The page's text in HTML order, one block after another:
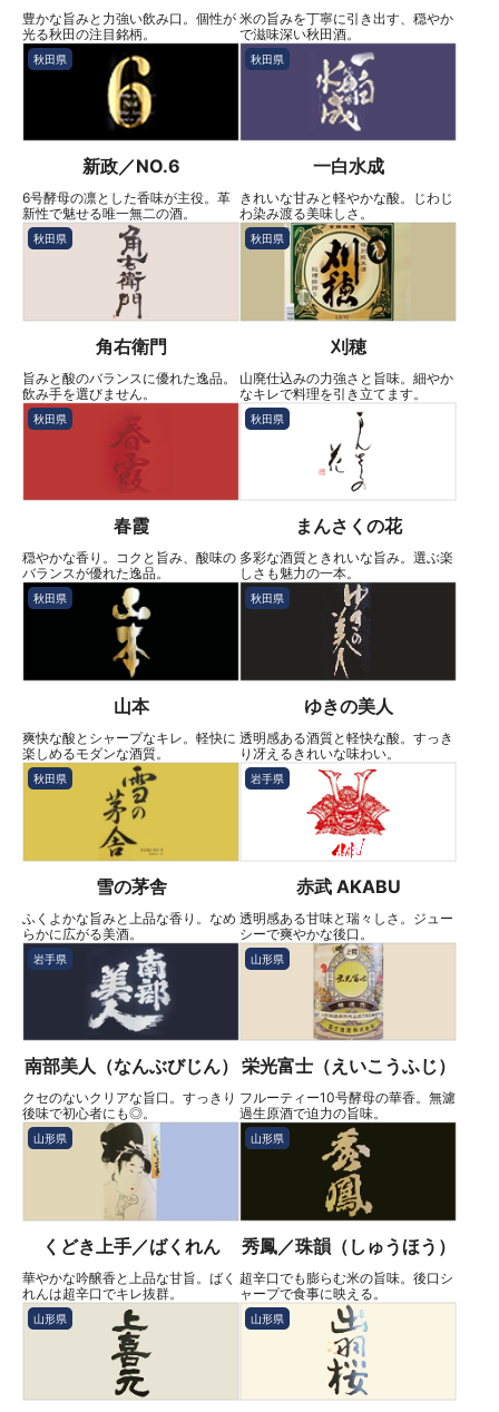
豊かな旨みと力強い飲み口。個性が
光る秋田の注目銘柄。
米の旨みを丁寧に引き出す、穏やか
で滋味深い秋田酒。
秋田県
新政／NO.6
6号酵母の凛とした香味が主役。革
新性で魅せる唯一無二の酒。
秋田県
一白水成
きれいな甘みと軽やかな酸。じわじ
わ染み渡る美味しさ。
秋田県
角右衛門
旨みと酸のバランスに優れた逸品。
飲み手を選びません。
秋田県
刈穂
山廃仕込みの力強さと旨味。細やか
なキレで料理を引き立てます。
秋田県
春霞
穏やかな香り。コクと旨み、酸味の
バランスが優れた逸品。
秋田県
まんさくの花
多彩な酒質ときれいな旨み。選ぶ楽
しさも魅力の一本。
秋田県
山本
爽快な酸とシャープなキレ。軽快に
楽しめるモダンな酒質。
秋田県
ゆきの美人
透明感ある酒質と軽快な酸。すっき
り冴えるきれいな味わい。
秋田県
雪の茅舎
ふくよかな旨みと上品な香り。なめ
らかに広がる美酒。
岩手県
赤武 AKABU
透明感ある甘味と瑞々しさ。ジュー
シーで爽やかな後口。
岩手県
南部美人（なんぶびじん）
クセのないクリアな旨口。すっきり
後味で初心者にも◎。
山形県
栄光富士（えいこうふじ）
フルーティー10号酵母の華香。無濾
過生原酒で迫力の旨味。
山形県
くどき上手／ばくれん
華やかな吟醸香と上品な甘旨。ばく
れんは超辛口でキレ抜群。
山形県
秀鳳／珠韻（しゅうほう）
超辛口でも膨らむ米の旨味。後口シ
ャープで食事に映える。
山形県 山形県